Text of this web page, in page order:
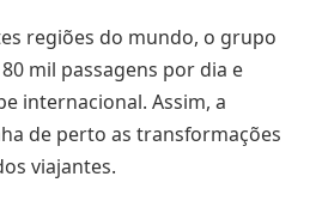
regiões do mundo, o grupo
mil passagens por dia e
internacional. Assim, a
de perto as transformações
viajantes.